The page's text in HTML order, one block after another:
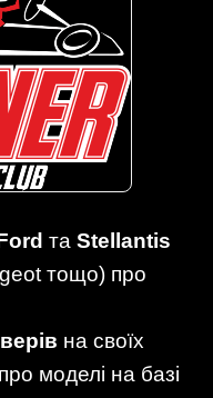
та Stellantis
тощо) про
на своїх
моделі на базі